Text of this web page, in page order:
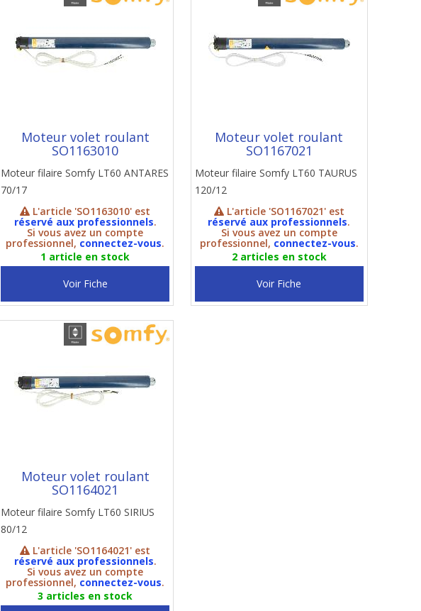
Moteur volet roulant
SO1163010
Moteur filaire Somfy LT60 ANTARES
70/17
L'article 'SO1163010' est
réservé aux professionnels.
Si vous avez un compte
professionnel, connectez-vous.
1 article en stock
Voir Fiche
Moteur volet roulant
SO1167021
Moteur filaire Somfy LT60 TAURUS
120/12
L'article 'SO1167021' est
réservé aux professionnels.
Si vous avez un compte
professionnel, connectez-vous.
2 articles en stock
Voir Fiche
Moteur volet roulant
SO1164021
Moteur filaire Somfy LT60 SIRIUS
80/12
L'article 'SO1164021' est
réservé aux professionnels.
Si vous avez un compte
professionnel, connectez-vous.
3 articles en stock